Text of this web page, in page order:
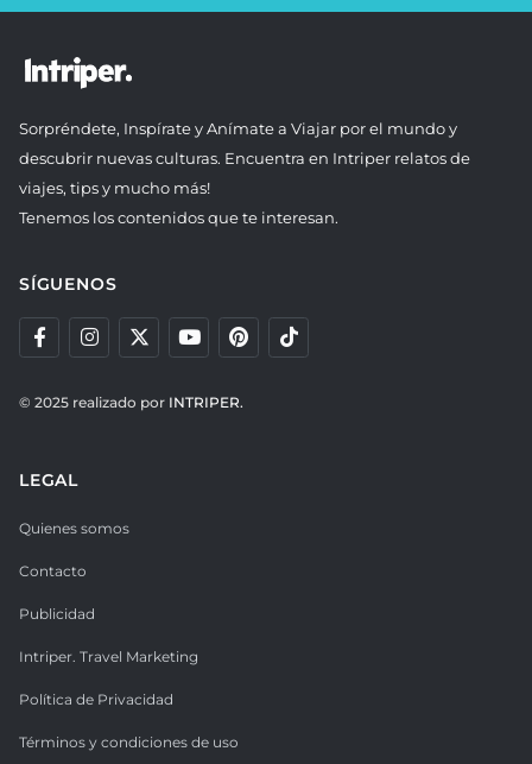
Sorpréndete, Inspírate y Anímate a Viajar por el mundo y
descubrir nuevas culturas. Encuentra en Intriper relatos de
viajes, tips y mucho más!
Tenemos los contenidos que te interesan.
SÍGUENOS
© 2025 realizado por INTRIPER.
LEGAL
Quienes somos
Contacto
Publicidad
Intriper. Travel Marketing
Política de Privacidad
Términos y condiciones de uso